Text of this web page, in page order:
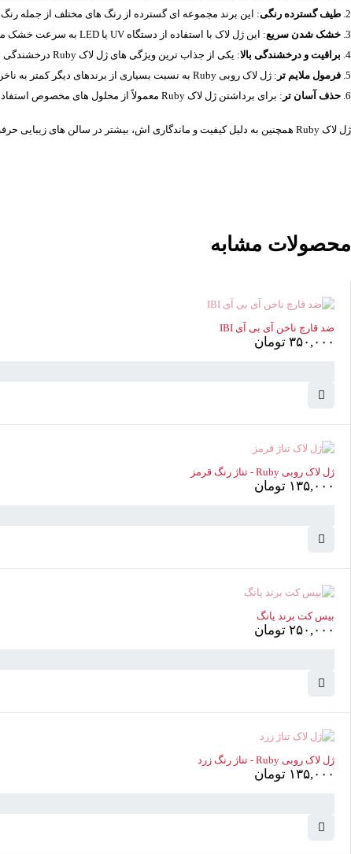
طیف گسترده رنگی: این برند مجموعه ای گسترده از رنگ های مختلف از جمله
خشک شدن سریع: این ژل لاک با استفاده از دستگاه UV یا LED به سرعت خشک می شود، که باعث می شود فرآیند مانیکور و پدیکور زمان کمتری ببرد.
براقیت و درخشندگی بالا: یکی از جذاب ترین ویژگی های ژل لاک Ruby درخشندگی بالا و براقیت فوق العاده ای است که به ناخن ها می دهد.
فرمول ملایم تر : ژل لاک روبی Ruby به نسبت بسیاری از برندهای دیگر کمتر به ناخن ها آسیب می زند، البته به شرطی که درست و با دقت برداشته شود.
حذف آسان تر : برای برداشتن ژل لاک Ruby معمولاً از محلول های مخصوص استفاده می شود و بهتر است که این کار توسط یک ناخن کار حرفه ای انجام شود تا به ناخن ها آسیب وارد نشود.
ژل لاک Ruby همچنین به دلیل کیفیت و ماندگاری اش، بیشتر در سالن های زیبایی حرفه ای استفاده می شود، اما می توان آن را به صورت خانگی نیز استفاده کرد اگر که ابزار و لوازم مناسب (مثل دستگاه UV/LED) در دسترس باشد.
محصولات مشابه
ضد قارچ ناخن آی بی آی IBI
۳۵۰,۰۰۰ تومان
ناموجود
ژل لاک روبی Ruby - تناژ رنگ قرمز
۱۳۵,۰۰۰ تومان
ناموجود
بیس کت برند یانگ
۲۵۰,۰۰۰ تومان
ناموجود
ژل لاک روبی Ruby - تناژ رنگ زرد
۱۳۵,۰۰۰ تومان